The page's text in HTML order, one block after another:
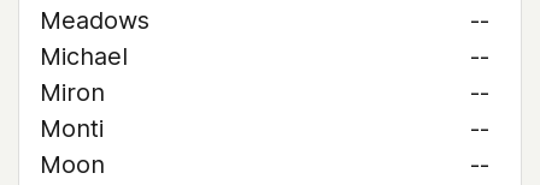
Meadows
--
Michael
--
Miron
--
Monti
--
Moon
--